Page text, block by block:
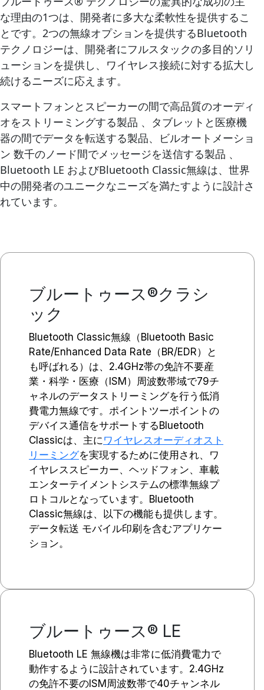
な理由の1つは、開発者に多大な柔軟性を提供するこ
とです。2つの無線オプションを提供するBluetooth
テクノロジーは、開発者にフルスタックの多目的ソリ
ューションを提供し、ワイヤレス接続に対する拡大し
続けるニーズに応えます。
スマートフォンとスピーカーの間で高品質のオーディ
オをストリーミングする製品 、タブレットと医療機
器の間でデータを転送する製品、ビルオートメーショ
ン 数千のノード間でメッセージを送信する製品 、
Bluetooth LE およびBluetooth Classic無線は、世界
中の開発者のユニークなニーズを満たすように設計さ
れています。
ブルートゥース®クラシ
ック
Bluetooth Classic無線（Bluetooth Basic
Rate/Enhanced Data Rate（BR/EDR）と
も呼ばれる）は、2.4GHz帯の免許不要産
業・科学・医療（ISM）周波数帯域で79チ
ャネルのデータストリーミングを行う低消
費電力無線です。ポイントツーポイントの
デバイス通信をサポートするBluetooth
Classicは、主に ワイヤレスオーディオスト
リーミングを実現するために使用され、ワ
イヤレススピーカー、ヘッドフォン、車載
エンターテイメントシステムの標準無線プ
ロトコルとなっています。Bluetooth
Classic無線は、以下の機能も提供します。
データ転送 モバイル印刷を含むアプリケー
ション。
ブルートゥース® LE
Bluetooth LE 無線機は非常に低消費電力で
動作するように設計されています。2.4GHz
の免許不要のISM周波数帯で40チャンネル